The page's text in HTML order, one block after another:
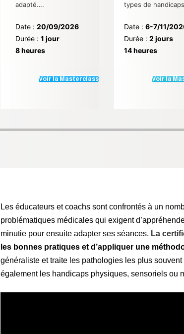
adapté….
Date : 20/09/2026
Durée : 1 jour
8 heures
Voir la Masterclass
types de
Date : 6-7/11/
Durée : 2 jours
14 heures
Voir la
Les éducateurs et coachs sont confrontés à un
problématiques médicales qui exigent
minutie pour ensuite adapter ses séances. La
les bonnes pratiques et d’appliquer une
généraliste et traite les pathologies les plus
également les handicaps physiques, sensoriels ou